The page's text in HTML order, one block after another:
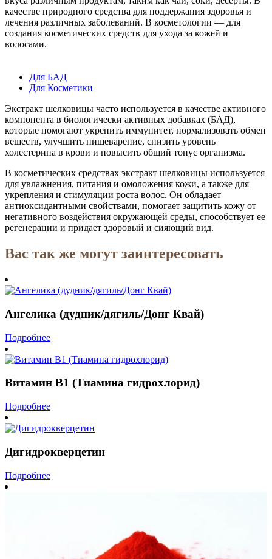
качестве природного средства для поддержания здоровья и
лечения различных заболеваний. В косметологии — для
создания косметических средств для ухода за кожей и
волосами.
Для БАД
Для Косметики
Экстракт шелковицы часто используется в качестве активного
компонента в биологически активных добавках (БАД),
которые помогают укрепить иммунитет, нормализовать обмен
веществ, улучшить пищеварение, снизить уровень
холестерина в крови и повысить общий тонус организма.
В косметических средствах экстракт шелковицы используется
для увлажнения, питания и омоложения кожи, а также для
укрепления и стимуляции роста волос. Он обладает
антиоксидантными свойствами, помогает защитить кожу от
негативного воздействия окружающей среды, способствует ее
регенерации и придает здоровый и сияющий вид.
Вас так же могут заинтересовать
Ангелика (дудник/дягиль/Донг Квай)
Подробнее
Витамин В1 (Тиамина гидрохлорид)
Подробнее
Дигидрокверцетин
Подробнее